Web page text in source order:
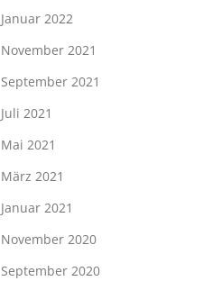
Januar 2022
November 2021
September 2021
Juli 2021
Mai 2021
März 2021
Januar 2021
November 2020
September 2020